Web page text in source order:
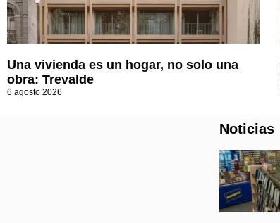
Una vivienda es un hogar, no solo una
obra: Trevalde
6 agosto 2026
Noticias